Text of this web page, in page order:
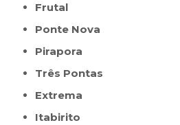
Frutal
Ponte Nova
Pirapora
Três Pontas
Extrema
Itabirito